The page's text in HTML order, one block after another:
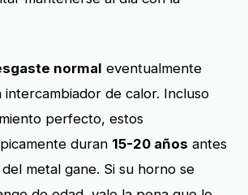
normal eventualmente
intercambiador de calor. Incluso
perfecto, estos
duran 15-20 años antes
metal gane. Si su horno se